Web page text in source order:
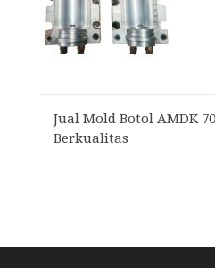
Jual Mold Botol AMDK
Berkualitas